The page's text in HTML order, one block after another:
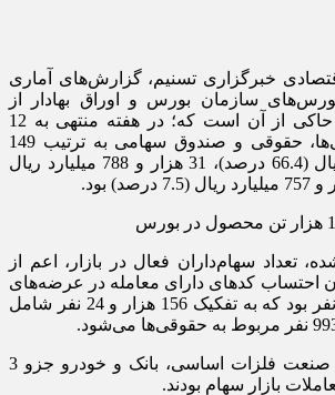
خبرگزاری تسنیم، گزارش‌های آماری
سازمان بورس و اوراق بهادار از
معاملات بازار سهام حاکی از آن است که؛ در هفته منتهی به 12
شهریور، سهم حقیقی‌ها، حقوقی و صندوق سهامی به ترتیب 149
هزار و 160 میلیارد ریال (66.4 درصد)، 31 هزار و 788 میلیارد ریال
تعداد سهام‌داران فعال در بازار، اعم از
احتساب کدهای دارای معامله در عرضه‌های
اولیه) 157 هزار و 17 نفر بود که به تفکیک 156 هزار و 24 نفر شامل
در این بازه زمانی، 3 صنعت فلزات اساسی، بانک و خودرو جزو 3
بازار سهام بودند.